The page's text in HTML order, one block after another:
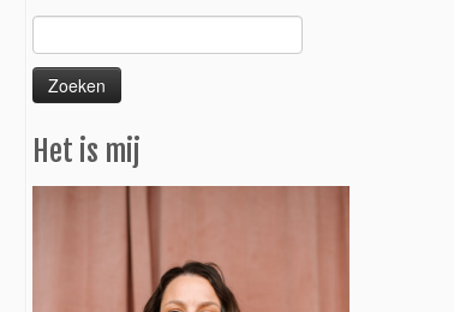
Zoeken
naar:
Het is mij